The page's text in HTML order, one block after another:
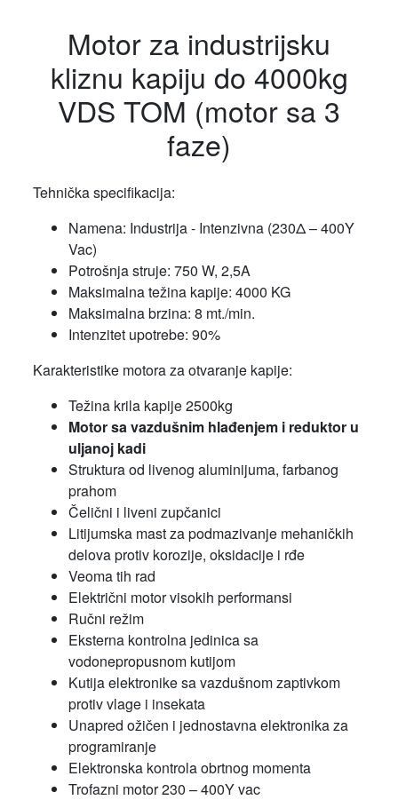
Motor za industrijsku
kliznu kapiju do 4000kg
VDS TOM (motor sa 3
faze)
Tehnička specifikacija:
Namena: Industrija - Intenzivna (230Δ – 400Y
Vac)
Potrošnja struje: 750 W, 2,5A
Maksimalna težina kapije: 4000 KG
Maksimalna brzina: 8 mt./min.
Intenzitet upotrebe: 90%
Karakteristike motora za otvaranje kapije:
Težina krila kapije 2500kg
Motor sa vazdušnim hlađenjem i reduktor u
uljanoj kadi
Struktura od livenog aluminijuma, farbanog
prahom
Čelični i liveni zupčanici
Litijumska mast za podmazivanje mehaničkih
delova protiv korozije, oksidacije i rđe
Veoma tih rad
Električni motor visokih performansi
Ručni režim
Eksterna kontrolna jedinica sa
vodonepropusnom kutijom
Kutija elektronike sa vazdušnom zaptivkom
protiv vlage i insekata
Unapred ožičen i jednostavna elektronika za
programiranje
Elektronska kontrola obrtnog momenta
Trofazni motor 230 – 400Y vac